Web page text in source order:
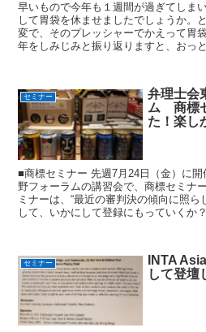
早いもので今年も１週間が過ぎてしま
して胃袋を休ませましたでしょうか。
変で、そのプレッシャーでかえって胃
年をしみじみと振り返りますと、おっ
セミナー
弁理士会
ム 商標
た！楽し
■商標セミナー 先週7月24日（金）に
野フォーラムの講習会で、商標セミナ
ミナーは、“最近の審判決の傾向に照
して、いかにして登録にもっていくか？
セミナー
INTA
して登壇